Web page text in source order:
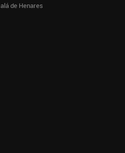
de Henares